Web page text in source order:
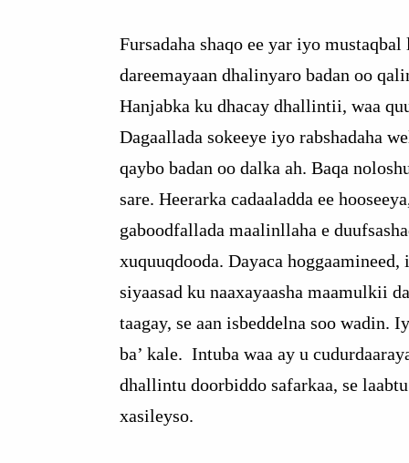
Fursadaha shaqo ee yar iyo mustaqbal
dareemayaan dhalinyaro badan oo
Hanjabka ku dhacay dhallintii, waa
Dagaallada sokeeye iyo rabshadaha
qaybo badan oo dalka ah. Baqa
sare. Heerarka cadaaladda ee
gaboodfallada maalinllaha e
xuquuqdooda. Dayaca hoggaamineed,
siyaasad ku naaxayaasha maamulkii
taagay, se aan isbeddelna soo wadin.
ba’ kale. Intuba waa ay u
dhallintu doorbiddo safarkaa, se
xasileyso.